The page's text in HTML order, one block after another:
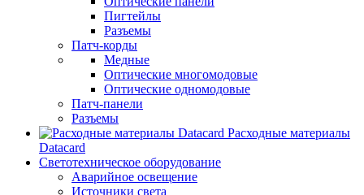
Пигтейлы
Разъемы
Патч-корды
Медные
Оптические многомодовые
Оптические одномодовые
Патч-панели
Разъемы
Расходные материалы
Datacard
Светотехническое оборудование
Аварийное освещение
Источники света